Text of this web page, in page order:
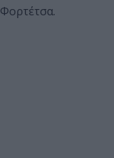
Φορτέτσα.